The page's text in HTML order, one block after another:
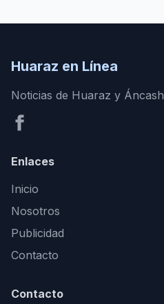
Huaraz en Línea
Noticias de Huaraz y Áncash
Enlaces
Inicio
Nosotros
Publicidad
Contacto
Contacto